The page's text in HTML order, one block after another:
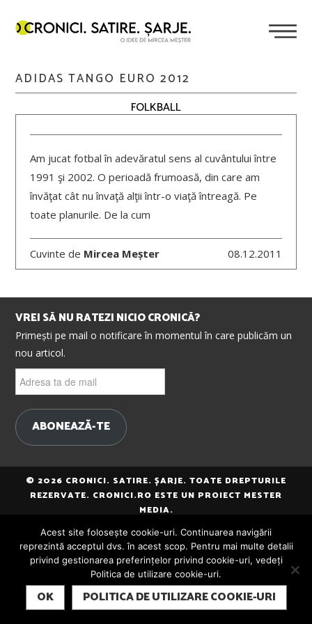
ADIDAS TANGO EURO 2012
FOLKBALL
Am jucat fotbal în adevăratul sens al cuvântului între
1991 şi 2002. O perioadă frumoasă, din care am
învăţat cât nu învaţă alţii într-o viaţă întreagă. Pe
toate planurile. De la cum
Cuvinte de Mircea Meșter 08.12.2011
VREI SĂ NU RATEZI NICIO CRONICĂ?
Primești pe mail o notificare în momentul în care publicăm un
nou articol.
ta
mail
ABONEAZĂ-TE
© 2026 CRONICI. SATIRE. ȘARJE. TOATE DREPTURILE
REZERVATE. CRONICI.RO ESTE UN PROIECT MESTER
MEDIA.
SUBSCRIBE
Acest site folosește cookie-uri. Continuarea navigării
reprezintă acceptul dvs. în acest scop. Pentru mai multe detalii
privind gestionarea preferințelor privind cookie-uri, vedeți
Politica de utilizare cookie-uri.
OK POLITICA DE UTILIZARE COOKIE-URI